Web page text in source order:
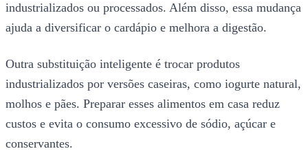
industrializados ou processados. Além disso, essa mudança
ajuda a diversificar o cardápio e melhora a digestão.
Outra substituição inteligente é trocar produtos
industrializados por versões caseiras, como iogurte natural,
molhos e pães. Preparar esses alimentos em casa reduz
custos e evita o consumo excessivo de sódio, açúcar e
conservantes.